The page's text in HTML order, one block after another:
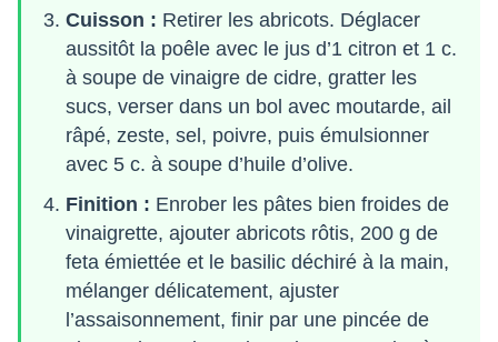
Cuisson : Retirer les abricots. Déglacer
aussitôt la poêle avec le jus d’1 citron et 1 c.
à soupe de vinaigre de cidre, gratter les
sucs, verser dans un bol avec moutarde, ail
râpé, zeste, sel, poivre, puis émulsionner
avec 5 c. à soupe d’huile d’olive.
Finition : Enrober les pâtes bien froides de
vinaigrette, ajouter abricots rôtis, 200 g de
feta émiettée et le basilic déchiré à la main,
mélanger délicatement, ajuster
l’assaisonnement, finir par une pincée de